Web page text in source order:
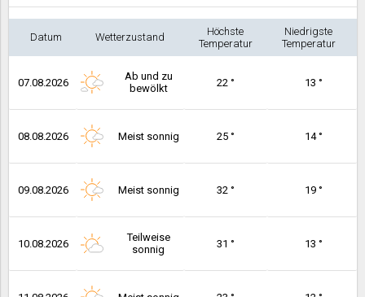
Datum Wetterzustand
Höchste
Temperatur
Niedrigste
Temperatur
07.08.2026
Ab und zu
bewölkt
22 ° 13 °
08.08.2026 Meist sonnig 25 ° 14 °
09.08.2026 Meist sonnig 32 ° 19 °
10.08.2026
Teilweise
sonnig
31 ° 13 °